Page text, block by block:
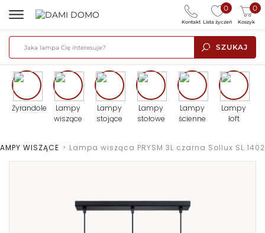
SZUKAJ
0
Lista życzeń
0
Koszyk
Kontakt
Żyrandole
Lampy
wiszące
Lampy
stojące
Lampy
stołowe
Lampy
ścienne
Lampy
loft
WISZĄCE > Lampa wisząca PRYSM 3L czarna Sollux SL.1402